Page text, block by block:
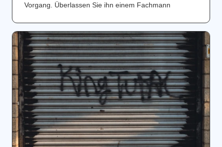
Vorgang. Überlassen Sie ihn einem Fachmann